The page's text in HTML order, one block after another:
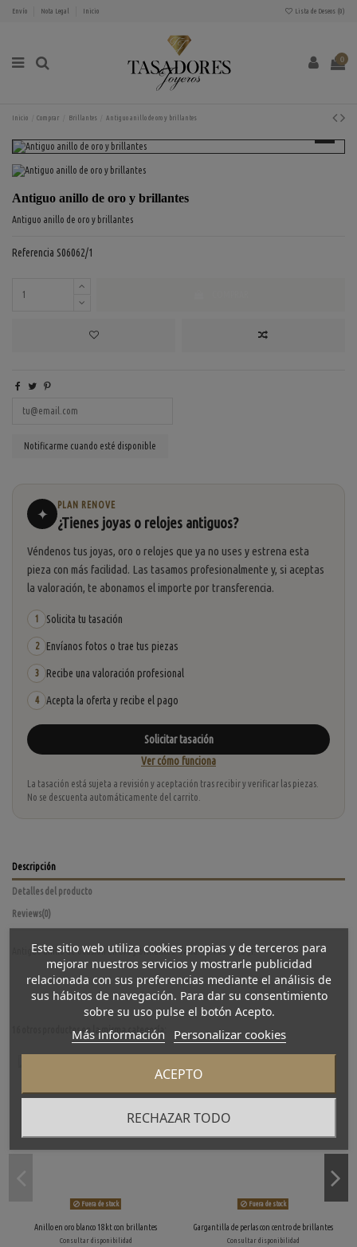
Envío Nota Legal Inicio Lista de Deseos (0)
0
Inicio Comprar Brillantes Antiguo anillo de oro y brillantes
Antiguo anillo de oro y brillantes
Antiguo anillo de oro y brillantes
Referencia S06062/1
✦
PLAN RENOVE
¿Tienes joyas o relojes antiguos?
Véndenos tus joyas, oro o relojes que ya no uses y estrena esta
pieza con más facilidad. Las tasamos profesionalmente y, si aceptas
la valoración, te abonamos el importe por transferencia.
1 Solicita tu tasación
2 Envíanos fotos o trae tus piezas
3 Recibe una valoración profesional
4 Acepta la oferta y recibe el pago
Solicitar tasación
Ver cómo funciona
La tasación está sujeta a revisión y aceptación tras recibir y verificar las piezas.
No se descuenta automáticamente del carrito.
Descripción
Detalles del producto
Reviews(0)
Antiguo anillo de ocasión en oro y brillantes. Talla: 18. Peso: 4,8 gr.
16 otros productos en la misma categoría:
Fuera de stock
Anillo en oro blanco 18kt con brillantes
Consultar disponibilidad
Fuera de stock
Gargantilla de perlas con centro de brillantes
Consultar disponibilidad
Este sitio web utiliza cookies propias y de terceros para
mejorar nuestros servicios y mostrarle publicidad
relacionada con sus preferencias mediante el análisis de
sus hábitos de navegación. Para dar su consentimiento
sobre su uso pulse el botón Acepto.
Más información Personalizar cookies
RECHAZAR TODO
ACEPTO